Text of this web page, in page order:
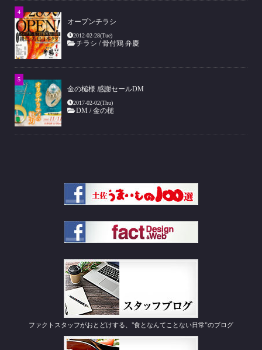
オープンチラシ
2012-02-28(Tue)
チラシ /骨付鶏 弁慶
金の槌様 感謝セールDM
2017-02-02(Thu)
DM /金の槌
ファクトスタッフがおとどけする、"食となんてことない日常”のブログ